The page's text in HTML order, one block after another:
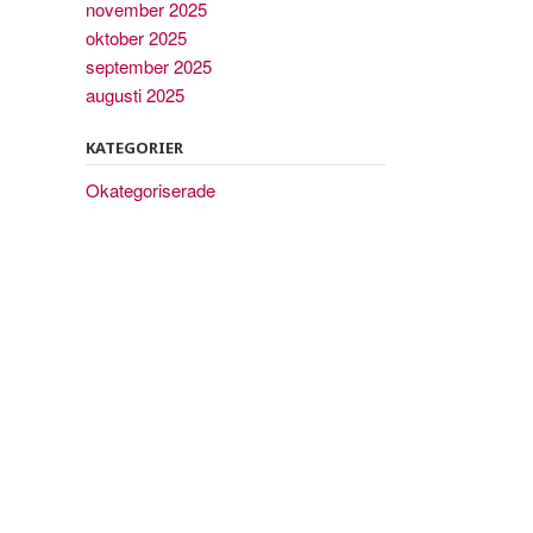
november 2025
oktober 2025
september 2025
augusti 2025
KATEGORIER
Okategoriserade